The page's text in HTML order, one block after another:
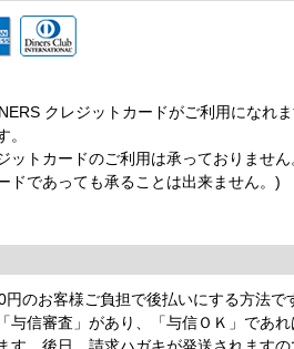
クレジットカードがご利用になれま
ットカードのご利用は承っておりませ
ドであっても承ることは出来ません。)
のお客様ご負担で後払いにする方法で
与信審査」があり、「与信ＯＫ」であれ